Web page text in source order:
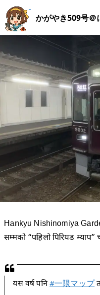
かがやき509号＠
Hankyu Nishinomiya
सम्मको “पहिलो पिरियड म्याप”
यस वर्ष पनि #一限マップ